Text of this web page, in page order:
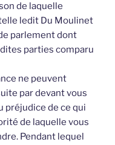
de laquelle
ledit Du Moulinet
parlement dont
parties comparu
ne peuvent
par devant vous
préjudice de ce qui
de laquelle vous
Pendant lequel